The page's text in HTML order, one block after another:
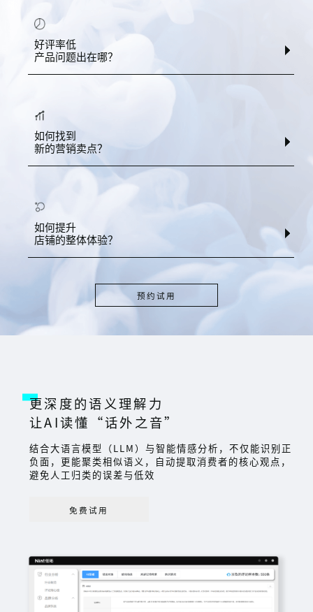
好评率低
产品问题出在哪？
如何找到
新的营销卖点？
如何提升
店铺的整体体验？
预约试用
更深度的语义理解力
让AI读懂“话外之音”
结合大语言模型（LLM）与智能情感分析，不仅能识别正
负面，更能聚类相似语义，自动提取消费者的核心观点，
避免人工归类的误差与低效
免费试用